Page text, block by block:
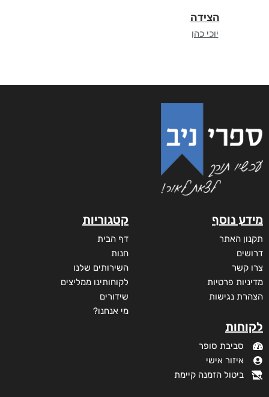
הצידה
יוכי כהן
מידע נוסף
תקנון האתר
דרושים
צרו קשר
מדיניות פרטיות
הצהרת נגישות
לקוחות
סביבת סופר
איזור אישי
ביטול הזמנה קיימת
קטגוריות
דף הבית
חנות
השירותים שלנו
לקוחותינו ממליצים
שידורים
מי אנחנו?